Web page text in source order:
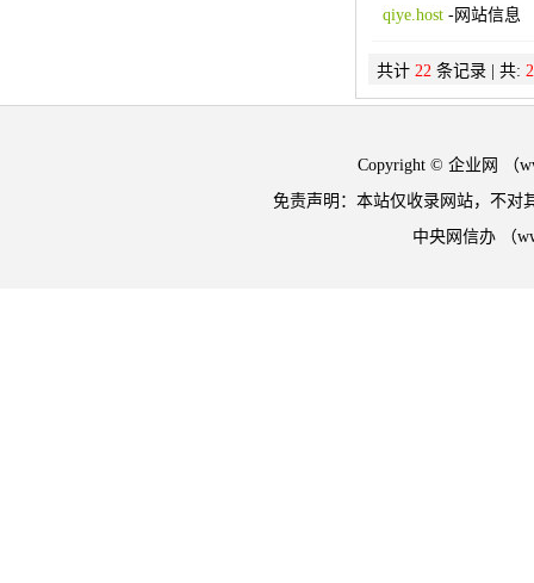
qiye.host-网站信息
共计 22条记录 | 共: 2
Copyright © 企业网 （
免责声明：本站仅收录网站，不对
中央网信办 （